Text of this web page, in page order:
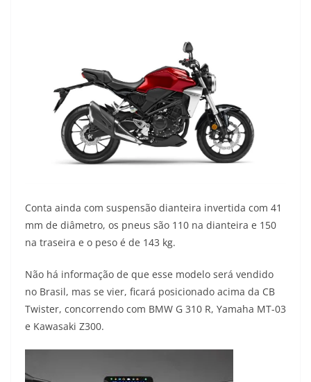
Conta ainda com suspensão dianteira invertida com 41
mm de diâmetro, os pneus são 110 na dianteira e 150
na traseira e o peso é de 143 kg.
Não há informação de que esse modelo será vendido
no Brasil, mas se vier, ficará posicionado acima da CB
Twister, concorrendo com BMW G 310 R, Yamaha MT-03
e Kawasaki Z300.